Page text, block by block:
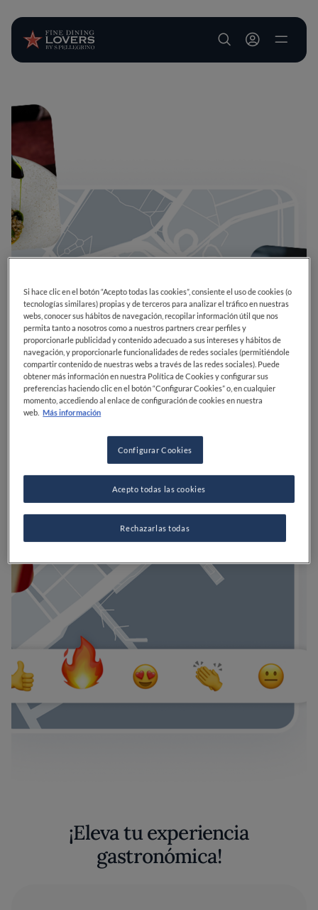
User account
¡Eleva tu experiencia
gastronómica!
Si hace clic en el botón “Acepto todas las cookies”, consiente el uso de cookies (o
tecnologías similares) propias y de terceros para analizar el tráfico en nuestras
webs, conocer sus hábitos de navegación, recopilar información útil que nos
permita tanto a nosotros como a nuestros partners crear perfiles y
proporcionarle publicidad y contenido adecuado a sus intereses y hábitos de
navegación, y proporcionarle funcionalidades de redes sociales (permitiéndole
compartir contenido de nuestras webs a través de las redes sociales). Puede
obtener más información en nuestra Política de Cookies y configurar sus
preferencias haciendo clic en el botón “Configurar Cookies” o, en cualquier
momento, accediendo al enlace de configuración de cookies en nuestra
web. Más información
Configurar Cookies
Rechazarlas todas
Acepto todas las cookies